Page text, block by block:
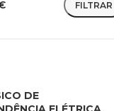
FILTRAR
DE